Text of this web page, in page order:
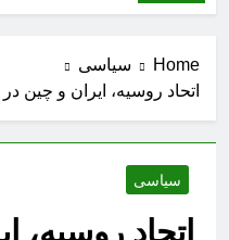
Home
سیاسی
اتحاد روسیه، ایران و چین در
سیاسی
اتحاد روسیه،